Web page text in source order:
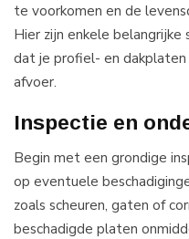
te voorkomen en de
Hier zijn enkele
dat je profiel- en
afvoer.
Inspectie en
Begin met een grondige
op eventuele
zoals scheuren, gaten of
beschadigde platen